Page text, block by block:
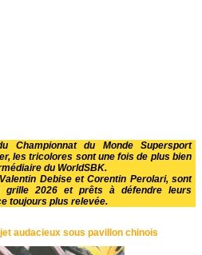
Championnat du Monde Supersport
les tricolores sont une fois de plus bien
du WorldSBK.
Debise et Corentin Perolari, sont
grille 2026 et prêts à défendre leurs
toujours plus relevée.
audacieux sous pavillon chinois